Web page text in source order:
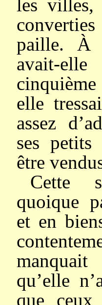
les villes,
paille. À
avait-
elle
assez
ses petits
être
Cette
quoique
et en
qu’elle
que ceux